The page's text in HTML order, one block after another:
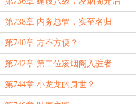
第738章 内务总管，实至名归
第740章 方不方便？
第742章 第二位凌烟阁入驻者
第744章 小龙龙的身世？